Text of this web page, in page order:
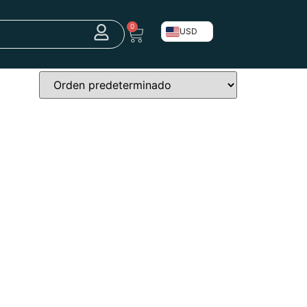
0
USD